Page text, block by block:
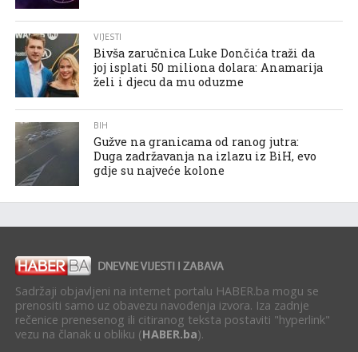
VIJESTI
Bivša zaručnica Luke Dončića traži da
joj isplati 50 miliona dolara: Anamarija
želi i djecu da mu oduzme
BIH
Gužve na granicama od ranog jutra:
Duga zadržavanja na izlazu iz BiH, evo
gdje su najveće kolone
Sadržaji objavljeni na internet portalu HABER.ba mogu se
prenositi samo uz obavezu navođenja izvora. Iza zadnje
rečenice prenesenog ili citiranog teksta postaviti "hyperlink"
vezu na članak u obliku (HABER.ba).